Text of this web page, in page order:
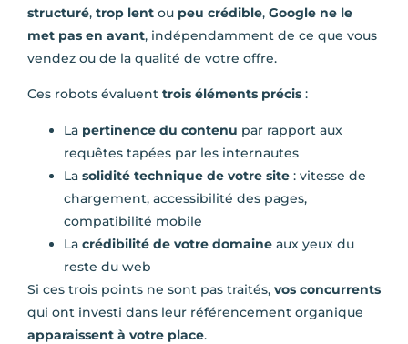
structuré, trop lent ou peu crédible, Google ne le
met pas en avant, indépendamment de ce que vous
vendez ou de la qualité de votre offre.
Ces robots évaluent trois éléments précis :
La pertinence du contenu par rapport aux
requêtes tapées par les internautes
La solidité technique de votre site : vitesse de
chargement, accessibilité des pages,
compatibilité mobile
La crédibilité de votre domaine aux yeux du
reste du web
Si ces trois points ne sont pas traités, vos concurrents
qui ont investi dans leur référencement organique
apparaissent à votre place.